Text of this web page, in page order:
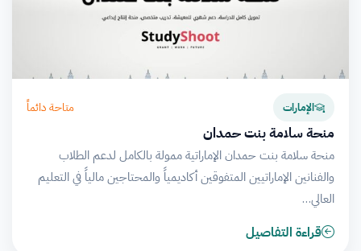
الإمارات متاحة دائماً
منحة سلامة بنت حمدان
منحة سلامة بنت حمدان الإماراتية ممولة بالكامل لدعم الطلاب
والفنانين الإماراتيين المتفوقين أكاديمياً والمحتاجين مالياً في التعليم
العالي…
قراءة التفاصيل